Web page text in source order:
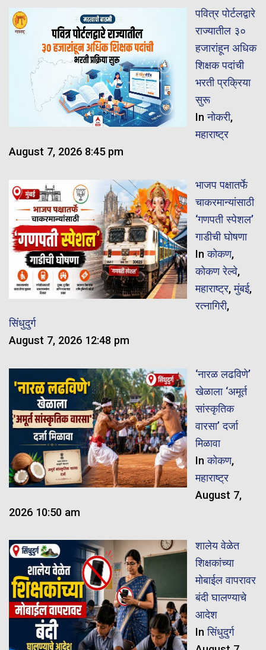
पवित्र पोर्टलद्वारे
राज्यातील ३०
हजारांहून अधिक
शिक्षक पदांची
भरती प्रक्रिया
सुरू
Inनोकरी,
महाराष्ट्र
August 7, 2026 8:45 pm
भाजप पक्षातर्फे
चाकरमान्यांसाठी
‘गणपती स्पेशल’
गाडीची घोषणा
Inकोकण,
कोकण रेल्वे,
महाराष्ट्र,मुंबई,
रत्नागिरी,
सिंधुदुर्ग
August 7, 2026 12:48 pm
‘नारळ लढविणे’
खेळाला ‘अमूर्त
सांस्कृतिक
वारसा’ दर्जा
मिळावा
Inकोकण,
महाराष्ट्र
August 7,
2026 10:50 am
शालेय वेळेत
शिक्षकांच्या
मोबाईल वापरावर
बंदी घालण्याचे
आदेश
Inसिंधुदुर्ग